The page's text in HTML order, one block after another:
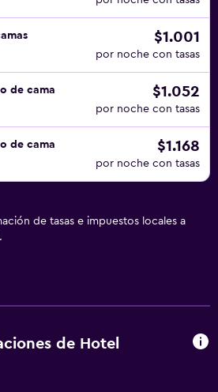
$1.001
por noche con tasas
de cama
$1.052
por noche con tasas
de cama
$1.168
por noche con tasas
de tasas e impuestos locales a
de Hotel